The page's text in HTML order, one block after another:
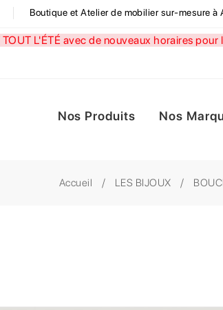
Boutique et Atelier de mobilier sur-mesure
TOUT L'ÉTÉ avec de nouveaux horaires
Nos Produits Nos
Accueil LES BIJOUX